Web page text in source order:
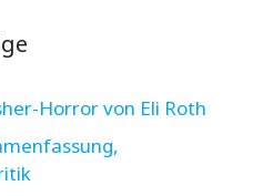
Horror von Eli Roth